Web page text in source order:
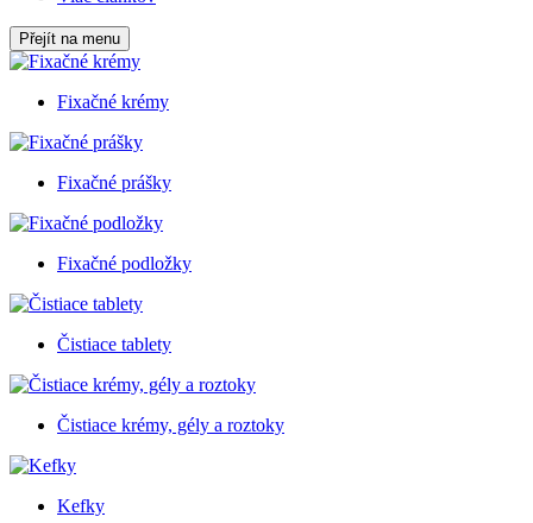
Přejít na menu
Fixačné krémy
Fixačné prášky
Fixačné podložky
Čistiace tablety
Čistiace krémy, gély a roztoky
Kefky